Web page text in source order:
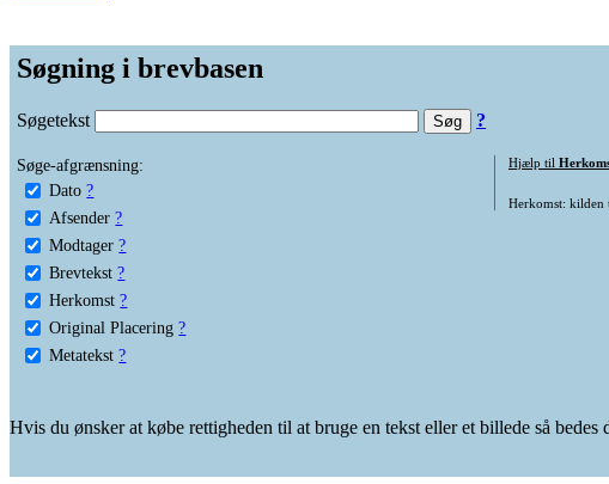
Søgning i brevbasen
Søgetekst ?
Søge-afgrænsning:
Dato ?
Afsender ?
Modtager ?
Brevtekst ?
Herkomst ?
Original Placering ?
Metatekst ?
Hjælp til
Herkomst: kilden
Hvis du ønsker at købe rettigheden til at bruge en tekst eller et billede så bedes